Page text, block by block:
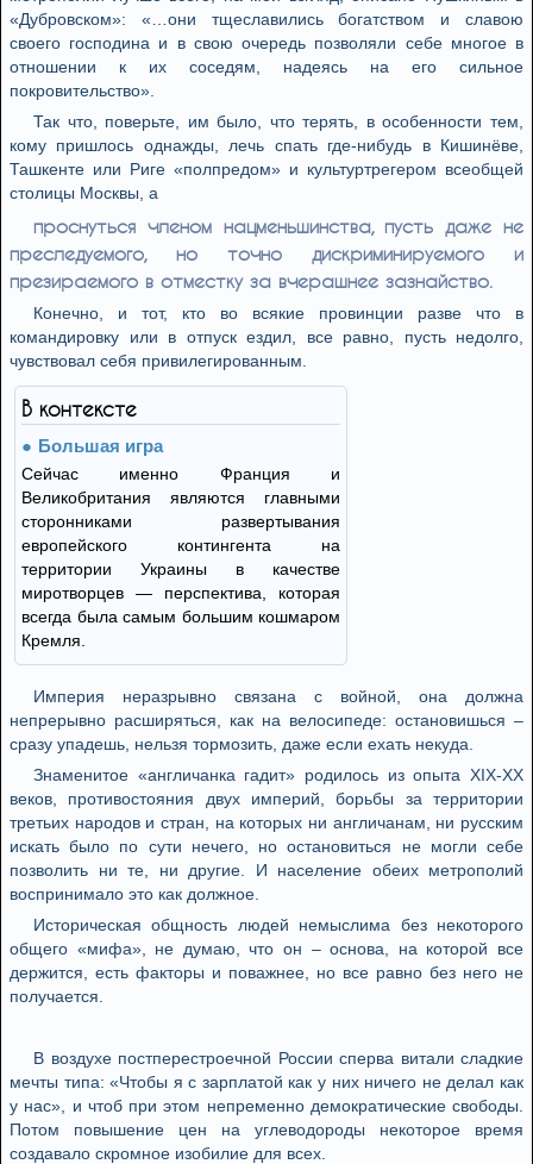
«Дубровском»: «…они тщеславились богатством и славою
своего господина и в свою очередь позволяли себе многое в
отношении к их соседям, надеясь на его сильное
покровительство».
Так что, поверьте, им было, что терять, в особенности тем,
кому пришлось однажды, лечь спать где-нибудь в Кишинёве,
Ташкенте или Риге «полпредом» и культуртрегером всеобщей
столицы Москвы, а
проснуться членом нацменьшинства, пусть даже не
преследуемого, но точно дискриминируемого и
презираемого в отместку за вчерашнее зазнайство.
Конечно, и тот, кто во всякие провинции разве что в
командировку или в отпуск ездил, все равно, пусть недолго,
чувствовал себя привилегированным.
В контексте
Большая игра
Сейчас именно Франция и
Великобритания являются главными
сторонниками развертывания
европейского контингента на
территории Украины в качестве
миротворцев — перспектива, которая
всегда была самым большим кошмаром
Кремля.
Империя неразрывно связана с войной, она должна
непрерывно расширяться, как на велосипеде: остановишься –
сразу упадешь, нельзя тормозить, даже если ехать некуда.
Знаменитое «англичанка гадит» родилось из опыта XIX-XX
веков, противостояния двух империй, борьбы за территории
третьих народов и стран, на которых ни англичанам, ни русским
искать было по сути нечего, но остановиться не могли себе
позволить ни те, ни другие. И население обеих метрополий
воспринимало это как должное.
Историческая общность людей немыслима без некоторого
общего «мифа», не думаю, что он – основа, на которой все
держится, есть факторы и поважнее, но все равно без него не
получается.
В воздухе постперестроечной России сперва витали сладкие
мечты типа: «Чтобы я с зарплатой как у них ничего не делал как
у нас», и чтоб при этом непременно демократические свободы.
Потом повышение цен на углеводороды некоторое время
создавало скромное изобилие для всех.